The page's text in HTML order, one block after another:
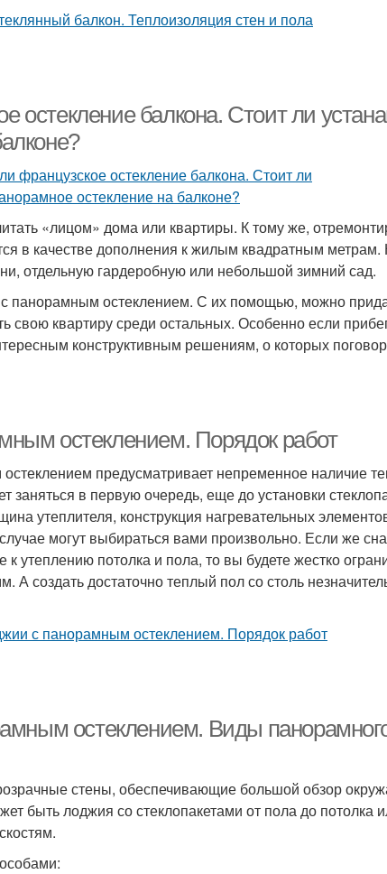
остекление балкона. Стоит ли
«лицом» дома или квартиры. К тому же,
в качестве дополнения к жилым квадратным
отдельную гардеробную или небольшой зимний сад.
панорамным остеклением. С их помощью, можно
квартиру среди остальных. Особенно если
конструктивным решениям, о которых
остеклением. Порядок работ
предусматривает непременное наличие
заняться в первую очередь, еще до установки
утеплителя, конструкция нагревательных
могут выбираться вами произвольно. Если же
к утеплению потолка и пола, то вы будете жестко
А создать достаточно теплый пол со столь
остеклением. Виды
стены, обеспечивающие большой обзор
быть лоджия со стеклопакетами от пола до потолка